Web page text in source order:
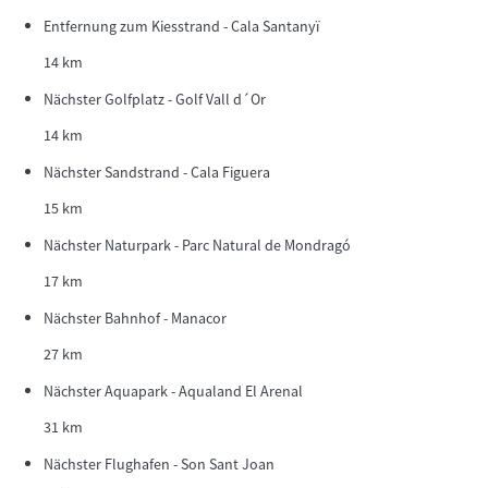
Entfernung zum Kiesstrand - Cala Santanyï
14 km
Nächster Golfplatz - Golf Vall d´Or
14 km
Nächster Sandstrand - Cala Figuera
15 km
Nächster Naturpark - Parc Natural de Mondragó
17 km
Nächster Bahnhof - Manacor
27 km
Nächster Aquapark - Aqualand El Arenal
31 km
Nächster Flughafen - Son Sant Joan